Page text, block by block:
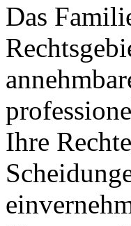
Das
Ihre